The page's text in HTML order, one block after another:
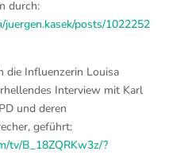
durch:
posts/1022252
die Influenzerin Louisa
Interview mit Karl
und deren
geführt:
tv/B_18ZQRKw3z/?